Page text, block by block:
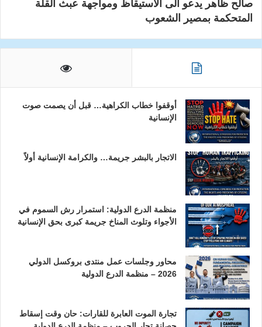
صالح ظاهر يدعو الى الاستيقاظ ومواجهة عبث القلة
المتحكمة بمصير الشعوب
أوقفوا خطاب الكراهية… قبل أن يصمت صوت
الإنسانية
الاتجار بالبشر جريمة… والكرامة الإنسانية أولاً
منظمة الدرع الدولية: استمرار رش السموم في
الأجواء وتلوث المناخ جريمة كبرى بحق الإنسانية
محاور وجلسات عمل منتدى بروكسل الدولي
2026 – منظمة الدرع الدولية
تجارة الموت العابرة للقارات: حان وقت إسقاط